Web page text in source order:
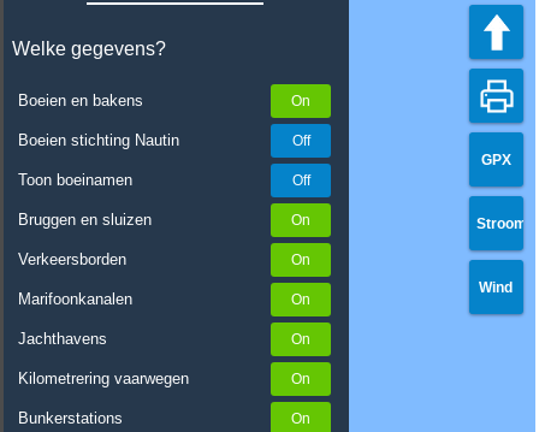
Welke gegevens?
Boeien en bakens
Boeien stichting Nautin
Toon boeinamen
Bruggen en sluizen
Verkeersborden
Marifoonkanalen
Jachthavens
Kilometrering vaarwegen
Bunkerstations
GPX
Stroom
Wind